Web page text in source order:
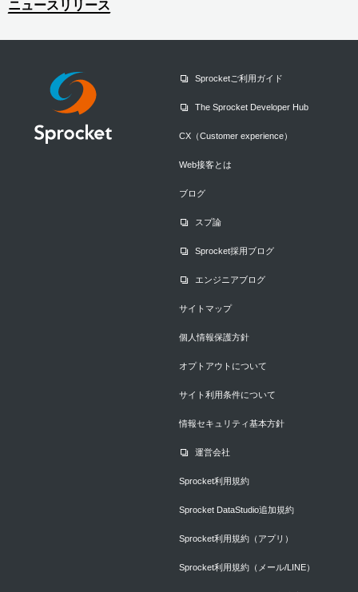
ニュースリリース
Sprocketご利用ガイド
The Sprocket Developer Hub
CX（Customer experience）
Web接客とは
ブログ
スプ論
Sprocket採用ブログ
エンジニアブログ
サイトマップ
個人情報保護方針
オプトアウトについて
サイト利用条件について
情報セキュリティ基本方針
運営会社
Sprocket利用規約
Sprocket DataStudio追加規約
Sprocket利用規約（アプリ）
Sprocket利用規約（メール/LINE）